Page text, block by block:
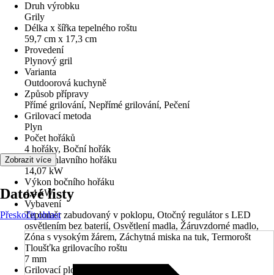
Druh výrobku
Grily
Délka x šířka tepelného roštu
59,7 cm x 17,3 cm
Provedení
Plynový gril
Varianta
Outdoorová kuchyně
Způsob přípravy
Přímé grilování, Nepřímé grilování, Pečení
Grilovací metoda
Plyn
Počet hořáků
4 hořáky, Boční hořák
Výkon hlavního hořáku
14,07 kW
Výkon bočního hořáku
4,4 kW
Vybavení
Teploměr zabudovaný v poklopu, Otočný regulátor s LED
osvětlením bez baterií, Osvětlení madla, Žáruvzdorné madlo,
Zóna s vysokým žárem, Záchytná miska na tuk, Termorošt
Tloušťka grilovacího roštu
7 mm
Grilovací plocha
Zobrazit více
Datové listy
Přeskočit oblast